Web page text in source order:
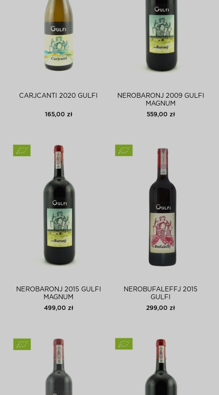
CARJCANTI 2020 GULFI
165,00 zł
NEROBARONJ 2009 GULFI
MAGNUM
559,00 zł
NEROBARONJ 2015 GULFI
MAGNUM
499,00 zł
NEROBUFALEFFJ 2015
GULFI
299,00 zł